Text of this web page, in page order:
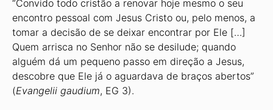
“Convido todo cristão a renovar hoje mesmo o seu
encontro pessoal com Jesus Cristo ou, pelo menos, a
tomar a decisão de se deixar encontrar por Ele […]
Quem arrisca no Senhor não se desilude; quando
alguém dá um pequeno passo em direção a Jesus,
descobre que Ele já o aguardava de braços abertos”
(Evangelii gaudium, EG 3).